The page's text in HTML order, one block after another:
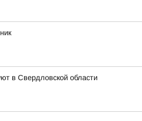
в Свердловской области